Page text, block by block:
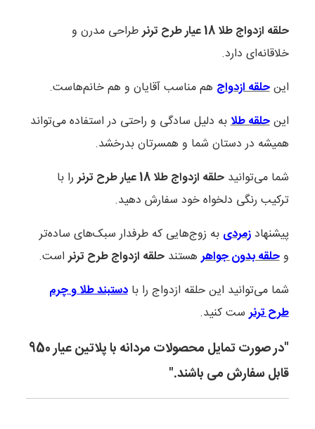
حلقه ازدواج طلا 18 عیار طرح ترنر
طراحی مدرن و
خلاقانه‌ای دارد.
اینحلقه ازدواج هم مناسب آقایان و هم خانم‌هاست.
اینحلقه طلابه دلیل سادگی و راحتی در استفاده می‌تواند
همیشه در دستان شما و همسرتان بدرخشد.
شما می‌توانیدحلقه ازدواج طلا 18 عیار طرح ترنر
را با
ترکیب رنگی دلخواه خود سفارش دهید.
پیشنهادزمردی به زوج‌هایی که طرفدار سبک‌های ساده‌تر
وحلقه بدون جواهرهستندحلقه ازدواج طرح ترنراست.
شما می‌توانید این حلقه ازدواج را بادستبند طلا و چرم
طرح ترنرست کنید.
"در صورت تمایل محصولات مردانه با پلاتین عیار 950
قابل سفارش می باشند."